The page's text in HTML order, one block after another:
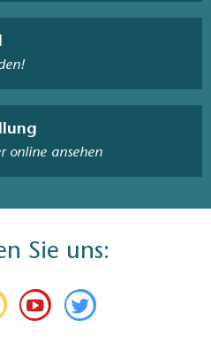
online ansehen
Sie uns: